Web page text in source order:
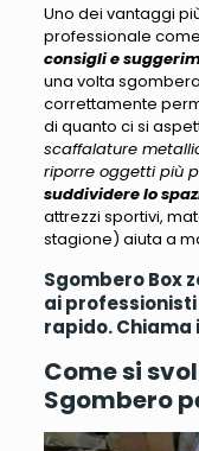
Uno dei vantaggi
professionale
consigli e
una volta
correttamente
di quanto ci si
scaffalature
riporre oggetti più
suddividere lo
attrezzi sportivi,
stagione) aiuta a
Sgombero Box
ai
rapido. Chiama
Come si
Sgombero